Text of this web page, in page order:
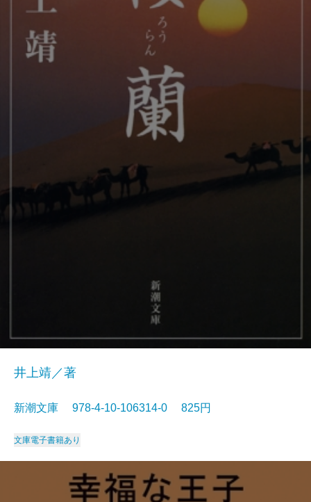
井上靖／著
新潮文庫 978-4-10-106314-0 825円
文庫電子書籍あり